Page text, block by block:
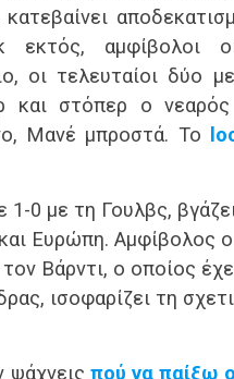
εκτός, αμφίβολοι
οι τελευταίοι δύο
και στόπερ ο νεαρός
Μανέ μπροστά. Το
0 με τη Γουλβς,
και Ευρώπη.
Βάρντι, ο οποίος
ισοφαρίζει τη
ψάχνεις πού να παίξω